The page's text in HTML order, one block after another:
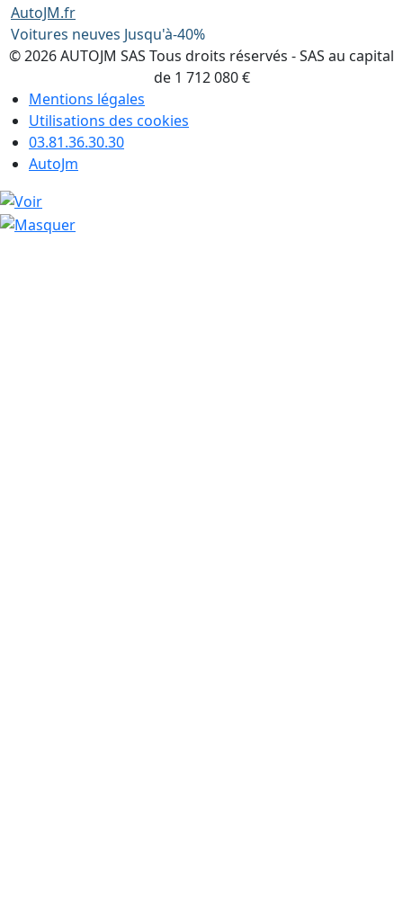
AutoJM.fr
Voitures neuves Jusqu'à-40%
© 2026 AUTOJM SAS Tous droits réservés - SAS au capital
de 1 712 080 €
Mentions légales
Utilisations des cookies
03.81.36.30.30
AutoJm